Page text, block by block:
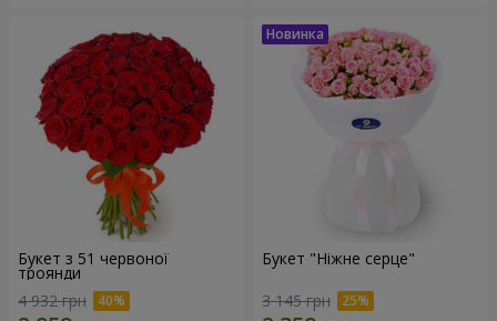
Букет з 51 червоної
троянди
4 932 грн
Букет "Ніжне серце"
3 145 грн